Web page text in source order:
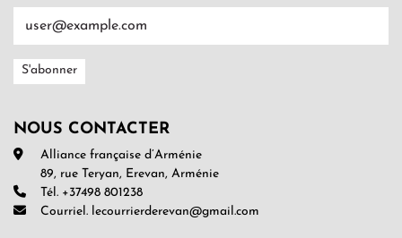
NOUS CONTACTER
Alliance française d’Arménie
89, rue Teryan, Erevan, Arménie
Tél. +37498 801238
Courriel. lecourrierderevan@gmail.com